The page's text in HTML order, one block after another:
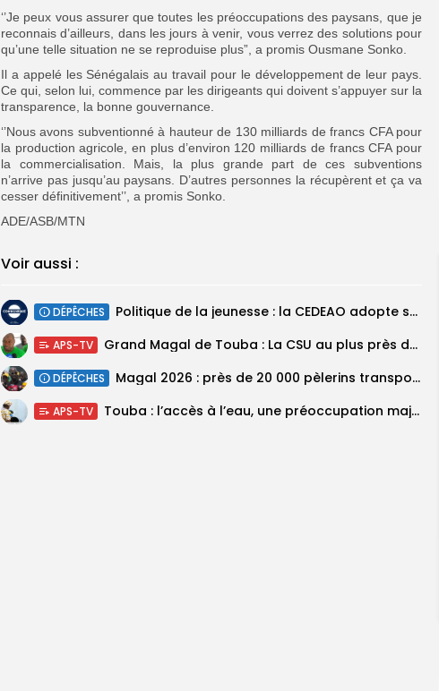
‘’Je peux vous assurer que toutes les préoccupations des paysans, que je
reconnais d’ailleurs, dans les jours à venir, vous verrez des solutions pour
qu’une telle situation ne se reproduise plus”, a promis Ousmane Sonko.
Il a appelé les Sénégalais au travail pour le développement de leur pays.
Ce qui, selon lui, commence par les dirigeants qui doivent s’appuyer sur la
transparence, la bonne gouvernance.
‘’Nous avons subventionné à hauteur de 130 milliards de francs CFA pour
la production agricole, en plus d’environ 120 milliards de francs CFA pour
la commercialisation. Mais, la plus grande part de ces subventions
n’arrive pas jusqu’au paysans. D’autres personnes la récupèrent et ça va
cesser définitivement’’, a promis Sonko.
ADE/ASB/MTN
Voir aussi :
DÉPÊCHES Politique de la jeunesse : la CEDEAO adopte son plan d’actions stratégiques...
APS-TV Grand Magal de Touba : La CSU au plus près des pèlerins
DÉPÊCHES Magal 2026 : près de 20 000 pèlerins transportés vers Touba en...
APS-TV Touba : l’accès à l’eau, une préoccupation majeure avant le Grand Magal